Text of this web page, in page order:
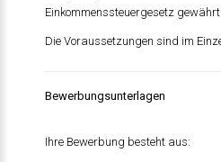
Einkommenssteuergesetz
Die Voraussetzungen sind im
Bewerbungsunterlagen
Ihre Bewerbung besteht aus: